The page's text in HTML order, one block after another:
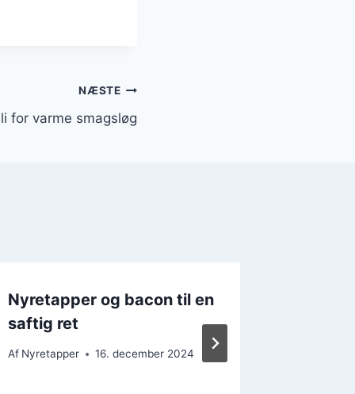
NÆSTE
for varme smagsløg
Nyretapper og bacon til en
saftig ret
Af Nyretapper 16. december 2024